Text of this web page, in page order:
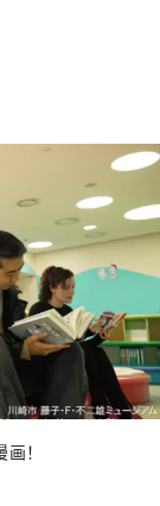
！